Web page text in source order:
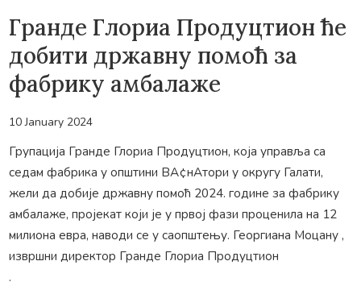
Гранде Глориа Продуцтион ће
добити државну помоћ за
фабрику амбалаже
10 January 2024
Групација Гранде Глориа Продуцтион, која управља са
седам фабрика у општини ВА¢нАтори у округу Галати,
жели да добије државну помоћ 2024. године за фабрику
амбалаже, пројекат који је у првој фази проценила на 12
милиона евра, наводи се у саопштењу. Георгиана Моцану ,
извршни директор Гранде Глориа Продуцтион
.